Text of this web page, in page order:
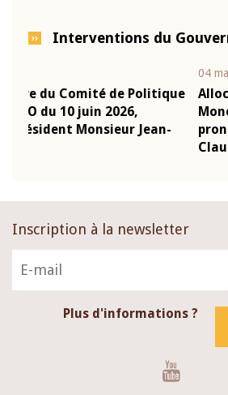
Interventions du
Allocution d'ouverture du
Monétaire de la BCEAO du 4
prononcée par son Président
Inscription à la newsletter
Plus d'informations ?